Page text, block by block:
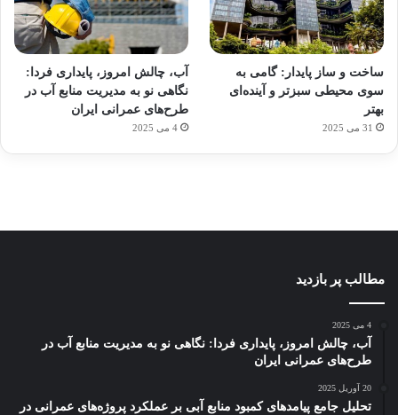
ساخت و ساز پایدار: گامی به
سوی محیطی سبزتر و آینده‌ای
بهتر
31 می 2025
آب، چالش امروز، پایداری فردا:
نگاهی نو به مدیریت منابع آب در
طرح‌های عمرانی ایران
4 می 2025
آماده
برای
کشف
توسط
ژاکت
در
ی سفر
مجازی
…
توسط
ورزش
با
ساعت
هوشمند
عکاسی
با طعم
توسط
ژاکت
در
هدفون
های
2023
توسط
ژاکت
مطالب پر بازدید
4 می 2025
آب، چالش امروز، پایداری فردا: نگاهی نو به مدیریت منابع آب در
طرح‌های عمرانی ایران
20 آوریل 2025
تحلیل جامع پیامدهای کمبود منابع آبی بر عملکرد پروژه‌های عمرانی در